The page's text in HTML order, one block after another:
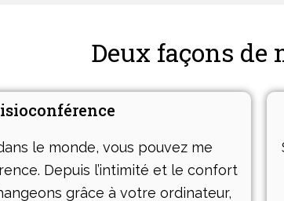
Deux façons de
le monde, vous pouvez me
Depuis l’intimité et le confort
grâce à votre ordinateur,